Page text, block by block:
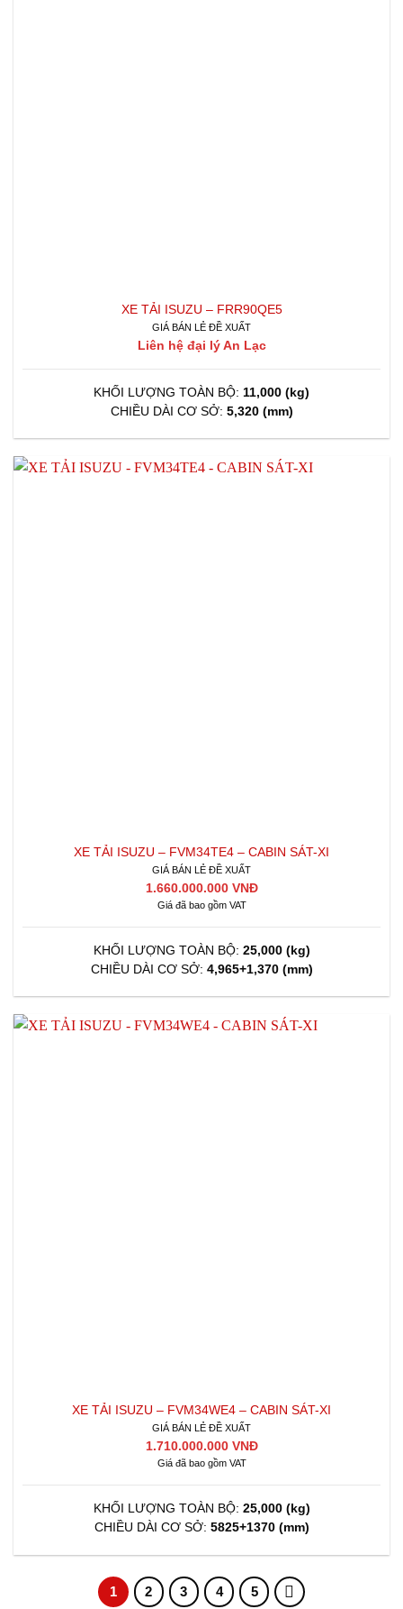
XE TẢI ISUZU – FRR90QE5
GIÁ BÁN LẺ ĐỀ XUẤT
Liên hệ đại lý An Lạc
KHỐI LƯỢNG TOÀN BỘ: 11,000 (kg)
CHIỀU DÀI CƠ SỞ: 5,320 (mm)
XE TẢI ISUZU – FVM34TE4 – CABIN SÁT-XI
GIÁ BÁN LẺ ĐỀ XUẤT
1.660.000.000 VNĐ
Giá đã bao gồm VAT
KHỐI LƯỢNG TOÀN BỘ: 25,000 (kg)
CHIỀU DÀI CƠ SỞ: 4,965+1,370 (mm)
XE TẢI ISUZU – FVM34WE4 – CABIN SÁT-XI
GIÁ BÁN LẺ ĐỀ XUẤT
1.710.000.000 VNĐ
Giá đã bao gồm VAT
KHỐI LƯỢNG TOÀN BỘ: 25,000 (kg)
CHIỀU DÀI CƠ SỞ: 5825+1370 (mm)
1 2 3 4 5